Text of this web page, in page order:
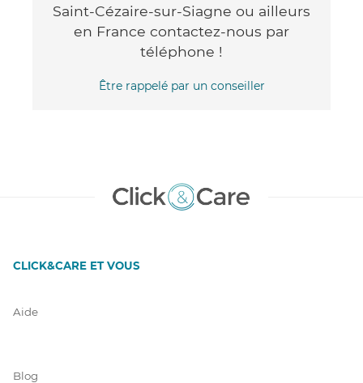
Saint-Cézaire-sur-Siagne ou ailleurs
en France contactez-nous par
téléphone !
Être rappelé par un conseiller
CLICK&CARE ET VOUS
Aide
Blog